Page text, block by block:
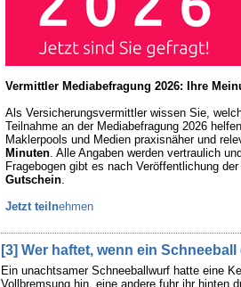
Vermittler Mediabefragung 2026: Ihre
Als Versicherungsvermittler wissen Sie,
Teilnahme an der Mediabefragung 2026
Maklerpools und Medien praxisnäher und
Minuten. Alle Angaben werden vertraulich
Fragebogen gibt es nach Veröffentlichung
Gutschein.
Jetzt teilnehmen
[3] Wer haftet, wenn ein
Ein unachtsamer Schneeballwurf hatte eine
Vollbremsung hin, eine andere fuhr ihr hinten